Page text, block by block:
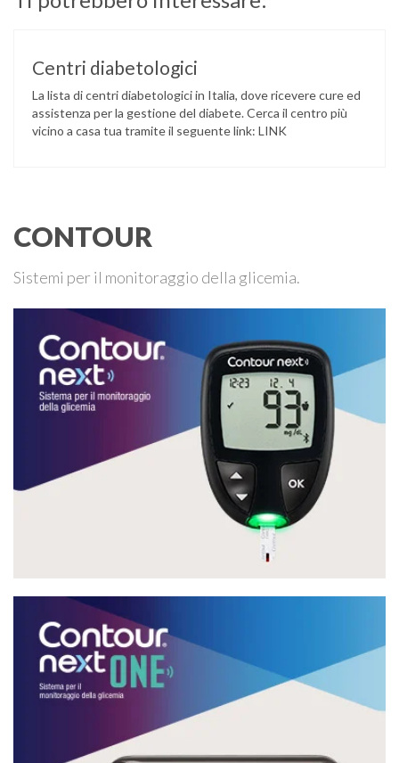
Centri diabetologici
La lista di centri diabetologici in Italia, dove ricevere cure ed
assistenza per la gestione del diabete. Cerca il centro più
vicino a casa tua tramite il seguente link: LINK
CONTOUR
Sistemi per il monitoraggio della glicemia.